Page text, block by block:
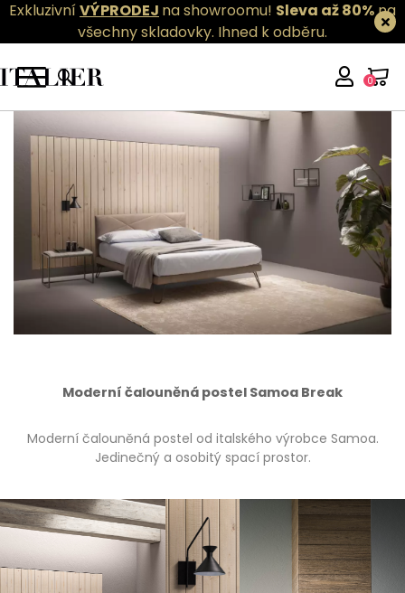
ExkluzivníVÝPRODEJ na showroomu! Sleva až 80%na
všechny skladovky. Ihned k odběru.
0
Moderní čalouněná postel Samoa Break
Moderní čalouněná postel od italského výrobce Samoa.
Jedinečný a osobitý spací prostor.